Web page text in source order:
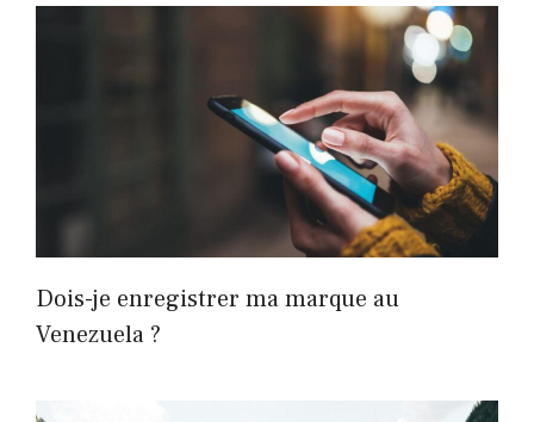
Dois-je enregistrer ma marque au
Venezuela ?